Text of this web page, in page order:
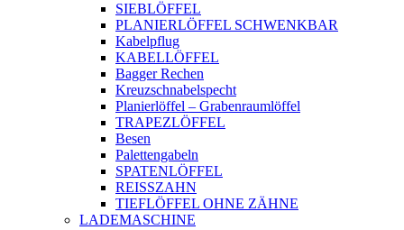
SIEBLÖFFEL
PLANIERLÖFFEL SCHWENKBAR
Kabelpflug
KABELLÖFFEL
Bagger Rechen
Kreuzschnabelspecht
Planierlöffel – Grabenraumlöffel
TRAPEZLÖFFEL
Besen
Palettengabeln
SPATENLÖFFEL
REISSZAHN
TIEFLÖFFEL OHNE ZÄHNE
LADEMASCHINE